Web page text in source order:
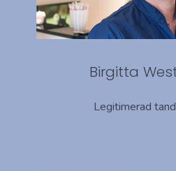
Birgitta
Legitimerad